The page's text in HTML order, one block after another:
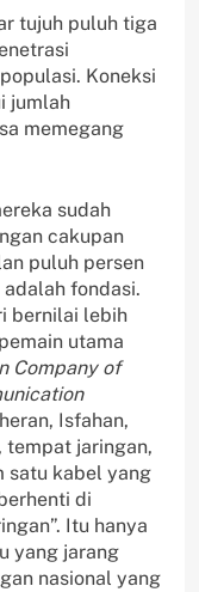
tujuh puluh tiga
Koneksi
jumlah
memegang
sudah
cakupan
puluh persen
fondasi.
bernilai lebih
utama
Company of
Isfahan,
tempat jaringan,
satu kabel yang
di
Itu hanya
yang jarang
nasional yang